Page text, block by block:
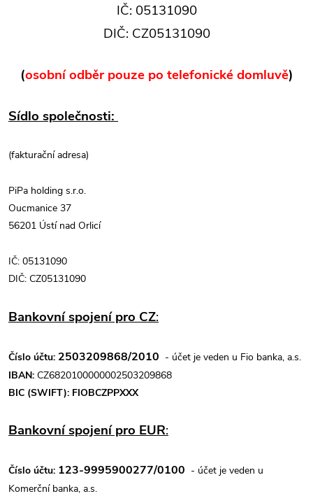
IČ: 05131090
DIČ: CZ05131090
(osobní odběr pouze po telefonické domluvě)
Sídlo společnosti:
(fakturační adresa)
PiPa holding s.r.o.
Oucmanice 37
56201 Ústí nad Orlicí
IČ: 05131090
DIČ: CZ05131090
Bankovní spojení pro CZ:
Číslo účtu: 2503209868/2010 - účet je veden u Fio banka, a.s.
IBAN: CZ6820100000002503209868
BIC (SWIFT): FIOBCZPPXXX
Bankovní spojení pro EUR:
Číslo účtu: 123-9995900277/0100 - účet je veden u
Komerční banka, a.s.